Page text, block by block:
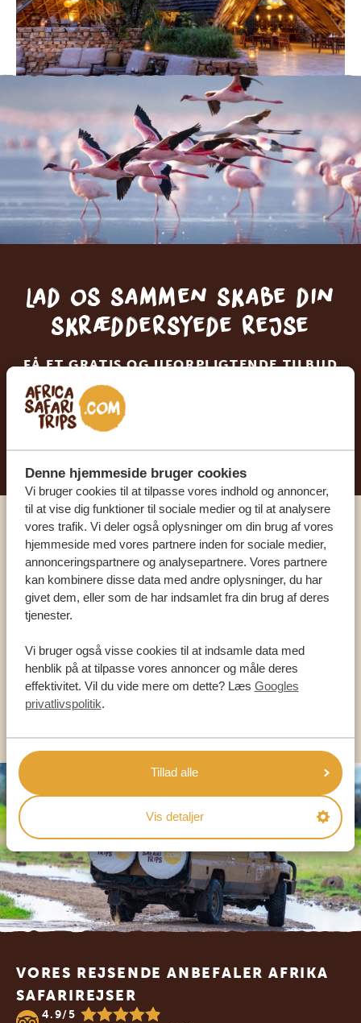
Denne hjemmeside bruger cookies
Vi bruger cookies til at tilpasse vores indhold og annoncer,
til at vise dig funktioner til sociale medier og til at analysere
vores trafik. Vi deler også oplysninger om din brug af vores
hjemmeside med vores partnere inden for sociale medier,
annonceringspartnere og analysepartnere. Vores partnere
kan kombinere disse data med andre oplysninger, du har
givet dem, eller som de har indsamlet fra din brug af deres
tjenester.
Vi bruger også visse cookies til at indsamle data med
henblik på at tilpasse vores annoncer og måle deres
effektivitet. Vil du vide mere om dette? Læs Googles
privatlivspolitik.
Tillad alle
Vis detaljer
Lad os sammen skabe din
skræddersyede rejse
FÅ ET GRATIS OG UFORPLIGTENDE TILBUD
BEGYND AT PLANLÆGGE DIN
Ring til en ekspert
VORES SPECIALISTER ER HER FOR AT
HJÆLPE DIG
DA:+45 89 88 83 62
Footer
VORES REJSENDE ANBEFALER AFRIKA
SAFARIREJSER
4.9/5